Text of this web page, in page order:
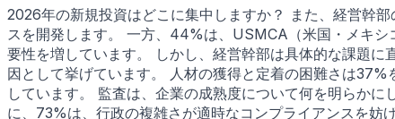
2026年の新規投資はどこに集中しますか？ また、経営幹
スを開発します。 一方、44%は、USMCA（米国・メキ
要性を増しています。 しかし、経営幹部は具体的な課題
因として挙げています。 人材の獲得と定着の困難さは
しています。 監査は、企業の成熟度について何を明らか
に、73%は、行政の複雑さが適時なコンプライアンスを妨